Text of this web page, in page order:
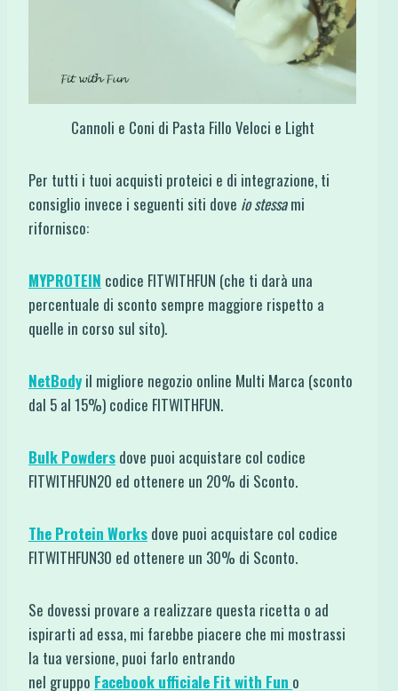
Cannoli e Coni di Pasta Fillo Veloci e Light
Per tutti i tuoi acquisti proteici e di integrazione, ti
consiglio invece i seguenti siti dove io stessami
rifornisco:
MYPROTEIN codice FITWITHFUN (che ti darà una
percentuale di sconto sempre maggiore rispetto a
quelle in corso sul sito).
NetBodyil migliore negozio online Multi Marca (sconto
dal 5 al 15%) codice FITWITHFUN.
Bulk Powders dove puoi acquistare col codice
FITWITHFUN20 ed ottenere un 20% di Sconto.
The Protein Works dove puoi acquistare col codice
FITWITHFUN30 ed ottenere un 30% di Sconto.
Se dovessi provare a realizzare questa ricetta o ad
ispirarti ad essa, mi farebbe piacere che mi mostrassi
la tua versione, puoi farlo entrando
nel gruppo Facebook ufficiale Fit with Fun o